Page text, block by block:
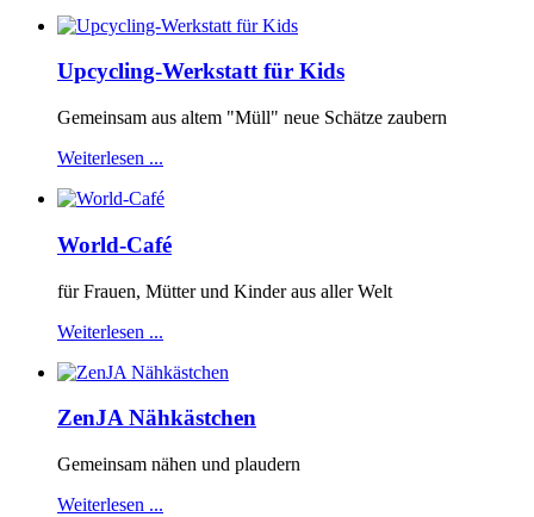
Upcycling-Werkstatt für Kids
Gemeinsam aus altem "Müll" neue Schätze zaubern
Weiterlesen ...
World-Café
für Frauen, Mütter und Kinder aus aller Welt
Weiterlesen ...
ZenJA Nähkästchen
Gemeinsam nähen und plaudern
Weiterlesen ...